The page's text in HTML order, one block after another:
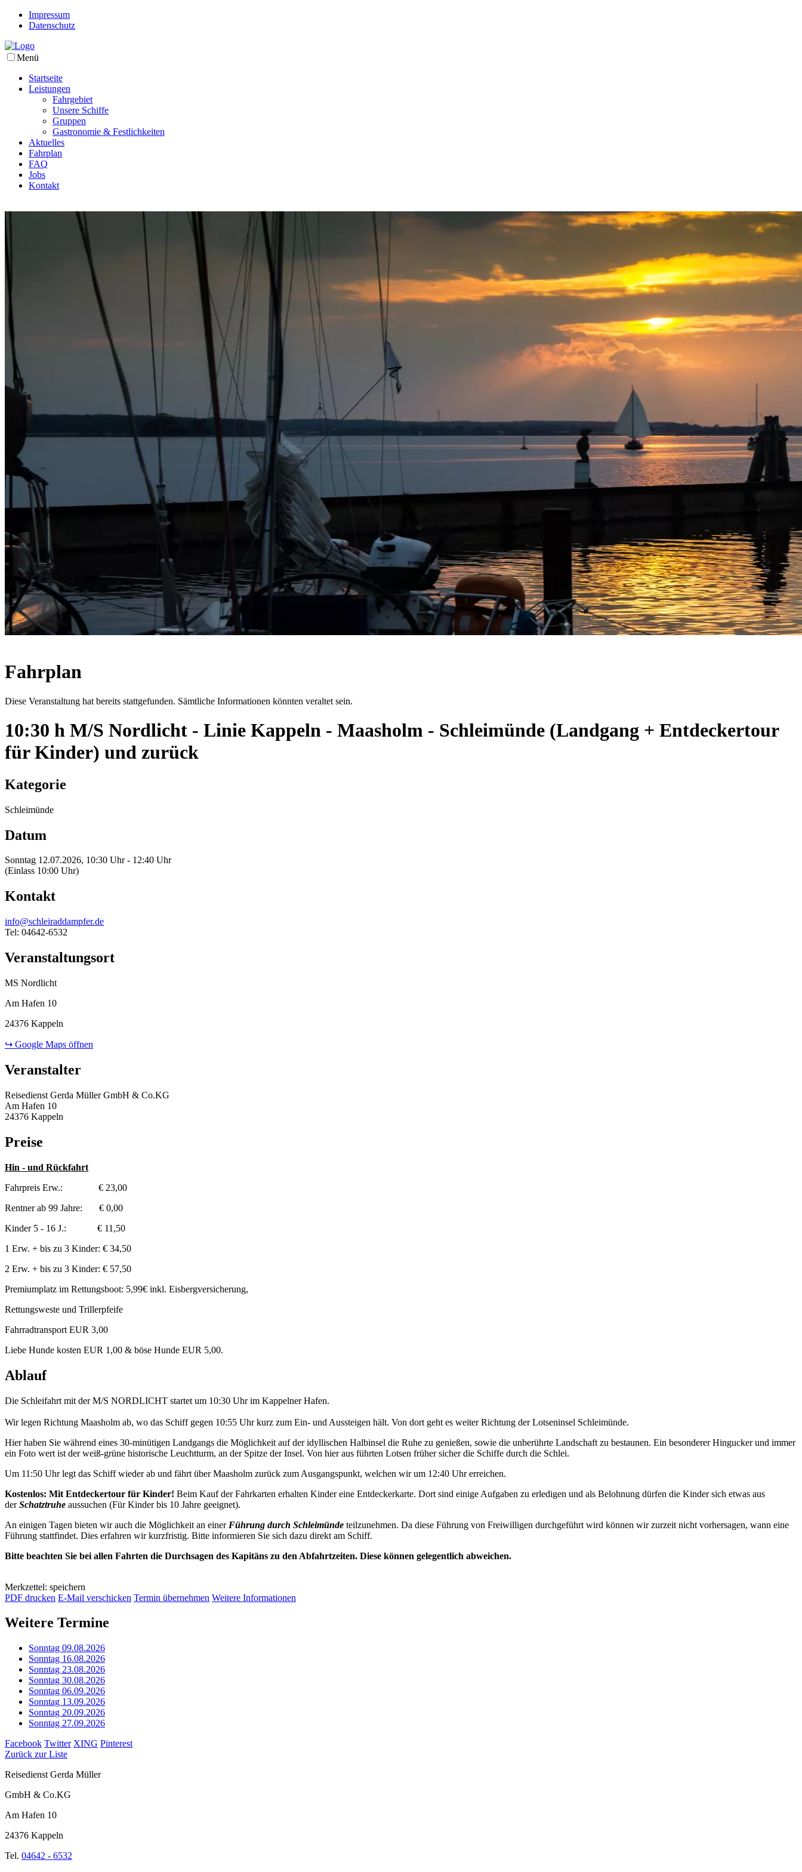
Impressum
Datenschutz
Menü
Startseite
Leistungen
Fahrgebiet
Unsere Schiffe
Gruppen
Gastronomie & Festlichkeiten
Aktuelles
Fahrplan
FAQ
Jobs
Kontakt
Fahrplan
Diese Veranstaltung hat bereits stattgefunden. Sämtliche Informationen könnten veraltet sein.
10:30 h M/S Nordlicht - Linie Kappeln - Maasholm - Schleimünde (Landgang + Entdeckertour
für Kinder) und zurück
Kategorie
Schleimünde
Datum
Sonntag 12.07.2026, 10:30 Uhr - 12:40 Uhr
(Einlass 10:00 Uhr)
Kontakt
info@schleiraddampfer.de
Tel: 04642-6532
Veranstaltungsort
MS Nordlicht
Am Hafen 10
24376 Kappeln
↪ Google Maps öffnen
Veranstalter
Reisedienst Gerda Müller GmbH & Co.KG
Am Hafen 10
24376 Kappeln
Preise
Hin - und Rückfahrt
Fahrpreis Erw.: € 23,00
Rentner ab 99 Jahre: € 0,00
Kinder 5 - 16 J.: € 11,50
1 Erw. + bis zu 3 Kinder: € 34,50
2 Erw. + bis zu 3 Kinder: € 57,50
Premiumplatz im Rettungsboot: 5,99€ inkl. Eisbergversicherung,
Rettungsweste und Trillerpfeife
Fahrradtransport EUR 3,00
Liebe Hunde kosten EUR 1,00 & böse Hunde EUR 5,00.
Ablauf
Die Schleifahrt mit der M/S NORDLICHT startet um 10:30 Uhr im Kappelner Hafen.
Wir legen Richtung Maasholm ab, wo das Schiff gegen 10:55 Uhr kurz zum Ein- und Aussteigen hält. Von dort geht es weiter Richtung der Lotseninsel Schleimünde.
Hier haben Sie während eines 30-minütigen Landgangs die Möglichkeit auf der idyllischen Halbinsel die Ruhe zu genießen, sowie die unberührte Landschaft zu bestaunen. Ein besonderer Hingucker und immer
ein Foto wert ist der weiß-grüne historische Leuchtturm, an der Spitze der Insel. Von hier aus führten Lotsen früher sicher die Schiffe durch die Schlei.
Um 11:50 Uhr legt das Schiff wieder ab und fährt über Maasholm zurück zum Ausgangspunkt, welchen wir um 12:40 Uhr erreichen.
Kostenlos: Mit Entdeckertour für Kinder! Beim Kauf der Fahrkarten erhalten Kinder eine Entdeckerkarte. Dort sind einige Aufgaben zu erledigen und als Belohnung dürfen die Kinder sich etwas aus
derSchatztruhe aussuchen (Für Kinder bis 10 Jahre geeignet).
An einigen Tagen bieten wir auch die Möglichkeit an einer Führung durch Schleimünde teilzunehmen. Da diese Führung von Freiwilligen durchgeführt wird können wir zurzeit nicht vorhersagen, wann eine
Führung stattfindet. Dies erfahren wir kurzfristig. Bitte informieren Sie sich dazu direkt am Schiff.
Bitte beachten Sie bei allen Fahrten die Durchsagen des Kapitäns zu den Abfahrtzeiten. Diese können gelegentlich abweichen.
Merkzettel: speichern
PDF drucken E-Mail verschicken Termin übernehmen Weitere Informationen
Weitere Termine
Sonntag 09.08.2026
Sonntag 16.08.2026
Sonntag 23.08.2026
Sonntag 30.08.2026
Sonntag 06.09.2026
Sonntag 13.09.2026
Sonntag 20.09.2026
Sonntag 27.09.2026
Facebook Twitter XING Pinterest
Zurück zur Liste
Reisedienst Gerda Müller
GmbH & Co.KG
Am Hafen 10
24376 Kappeln
Tel. 04642 - 6532